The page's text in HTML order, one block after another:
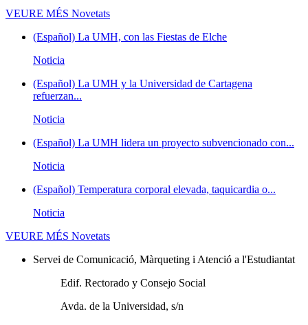
VEURE MÉS Novetats
(Español) La UMH, con las Fiestas de Elche
Noticia
(Español) La UMH y la Universidad de Cartagena
refuerzan...
Noticia
(Español) La UMH lidera un proyecto subvencionado con...
Noticia
(Español) Temperatura corporal elevada, taquicardia o...
Noticia
VEURE MÉS Novetats
Servei de Comunicació, Màrqueting i Atenció a l'Estudiantat
Edif. Rectorado y Consejo Social
Avda. de la Universidad, s/n